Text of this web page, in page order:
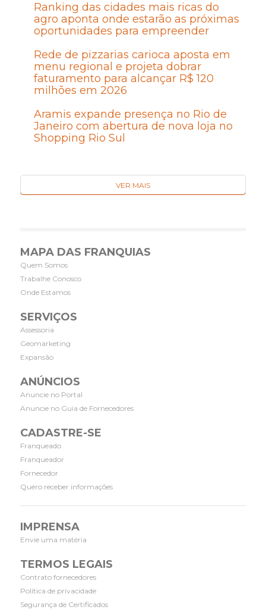
Ranking das cidades mais ricas do
agro aponta onde estarão as próximas
oportunidades para empreender
Rede de pizzarias carioca aposta em
menu regional e projeta dobrar
faturamento para alcançar R$ 120
milhões em 2026
Aramis expande presença no Rio de
Janeiro com abertura de nova loja no
Shopping Rio Sul
VER MAIS
MAPA DAS FRANQUIAS
Quem Somos
Trabalhe Conosco
Onde Estamos
SERVIÇOS
Assessoria
Geomarketing
Expansão
ANÚNCIOS
Anuncie no Portal
Anuncie no Guia de Fornecedores
CADASTRE-SE
Franqueado
Franqueador
Fornecedor
Quero receber informações
IMPRENSA
Envie uma matéria
TERMOS LEGAIS
Contrato fornecedores
Política de privacidade
Segurança de Certificados